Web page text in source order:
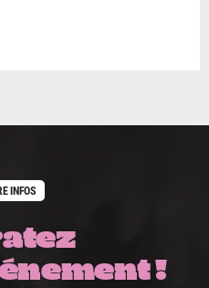
INFOS
!